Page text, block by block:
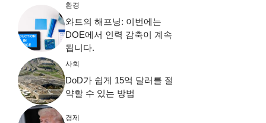
환경
와트의 해프닝: 이번에는
DOE에서 인력 감축이 계속
됩니다.
사회
DoD가 쉽게 15억 달러를 절
약할 수 있는 방법
경제